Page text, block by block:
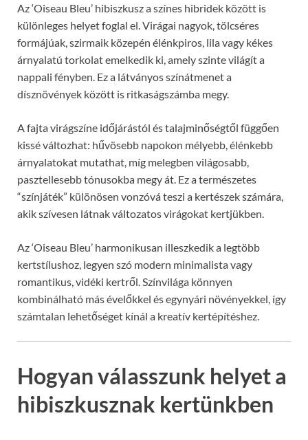
Az ‘Oiseau Bleu’ hibiszkusz a színes hibridek között is
különleges helyet foglal el. Virágai nagyok, tölcséres
formájúak, szirmaik közepén élénkpiros, lila vagy kékes
árnyalatú torkolat emelkedik ki, amely szinte világít a
nappali fényben. Ez a látványos színátmenet a
dísznövények között is ritkaságszámba megy.
A fajta virágszíne időjárástól és talajminőségtől függően
kissé változhat: hűvösebb napokon mélyebb, élénkebb
árnyalatokat mutathat, míg melegben világosabb,
pasztellesebb tónusokba megy át. Ez a természetes
“színjáték” különösen vonzóvá teszi a kertészek számára,
akik szívesen látnak változatos virágokat kertjükben.
Az ‘Oiseau Bleu’ harmonikusan illeszkedik a legtöbb
kertstílushoz, legyen szó modern minimalista vagy
romantikus, vidéki kertről. Színvilága könnyen
kombinálható más évelőkkel és egynyári növényekkel, így
számtalan lehetőséget kínál a kreatív kertépítéshez.
Hogyan válasszunk helyet a
hibiszkusznak kertünkben